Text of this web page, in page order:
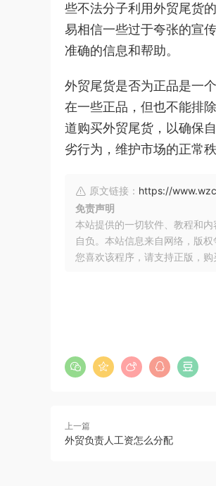
些不法分子利用外贸尾货
易相信一些过于夸张的宣
准确的信息和帮助。
外贸尾货是否为正品是一
在一些正品，但也不能排
道购买外贸尾货，以确保
劣行为，维护市场的正常
原文链接： https://
免责声明
本站提供的一切软件、教程和
自负。本站信息来自网络，版
您喜欢该程序，请支持正版，
上一篇
外贸负责人工资怎么分配